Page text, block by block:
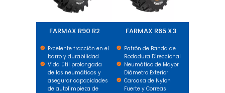
FARMAX R90 R2
Excelente tracción en el
barro y durabilidad
Vida útil prolongada
de los neumáticos y
asegurar capacidades
de autolimpieza de
FARMAX R65 X3
Patrón de Banda de
Rodadura Direccional
Neumático de Mayor
Diámetro Exterior
Carcasa de Nylon
Fuerte y Correas